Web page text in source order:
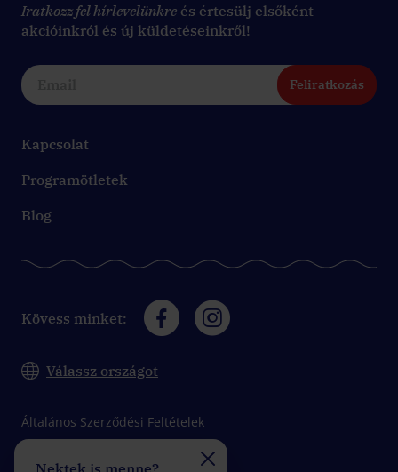
Iratkozz fel hírlevelünkre és értesülj elsőként
akcióinkról és új küldetéseinkről!
Feliratkozás
Kapcsolat
Programötletek
Blog
Kövess minket:
Válassz országot
Általános Szerződési Feltételek
Nektek is menne?